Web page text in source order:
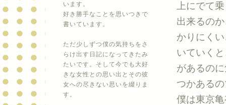
います。
好き勝手なことを思いつきで
書いています。
ただ少しずつ僕の気持ちをさ
らけ出す日記になってきたみ
たいです。そして今でも大好
きな女性との思い出とその彼
女への尽きない思いを綴りま
す。
上にでて
出来るの
かりにく
いていく
があるの
つかある
僕は東京